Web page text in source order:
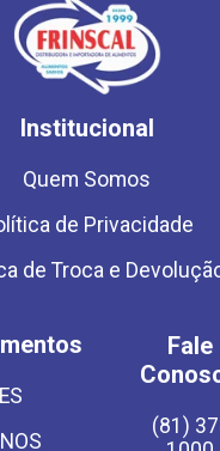
Institucional
Quem Somos
de Privacidade
de Troca e
Fale
(81)